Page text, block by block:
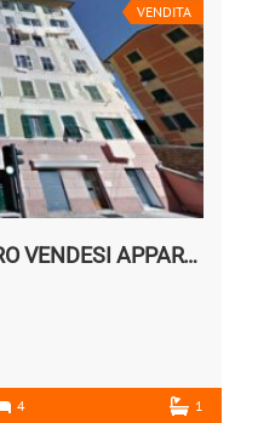
VENDITA
Rif. 25 CAMOGLI CENTRO VENDESI APPARTAMENTO
4 1